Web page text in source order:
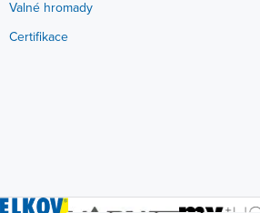
Valné hromady
Certifikace